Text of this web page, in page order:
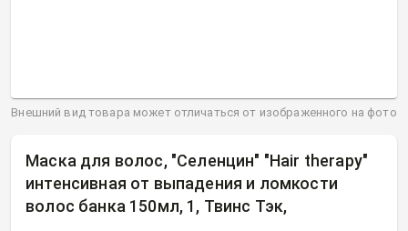
Маска для волос, "Селенцин" "Hair therapy"
интенсивная от выпадения и ломкости
волос банка 150мл, 1, Твинс Тэк,
Внешний вид товара может отличаться от изображенного на фото